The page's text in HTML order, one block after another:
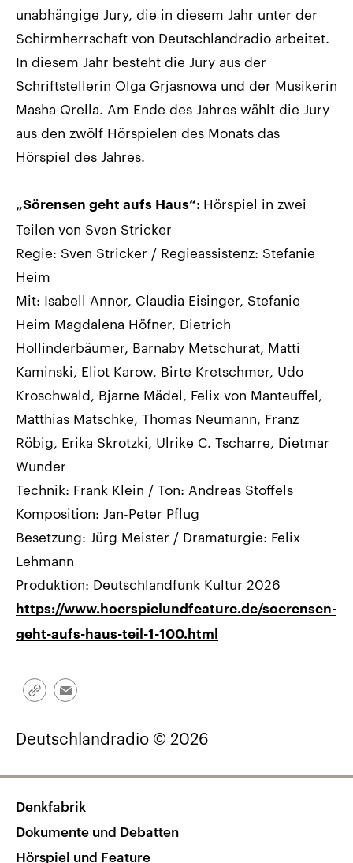
unabhängige Jury, die in diesem Jahr unter der
Schirmherrschaft von Deutschlandradio arbeitet.
In diesem Jahr besteht die Jury aus der
Schriftstellerin Olga Grjasnowa und der Musikerin
Masha Qrella. Am Ende des Jahres wählt die Jury
aus den zwölf Hörspielen des Monats das
Hörspiel des Jahres.
„Sörensen geht aufs Haus“: Hörspiel in zwei
Teilen von Sven Stricker
Regie: Sven Stricker / Regieassistenz: Stefanie
Heim
Mit: Isabell Annor, Claudia Eisinger, Stefanie
Heim Magdalena Höfner, Dietrich
Hollinderbäumer, Barnaby Metschurat, Matti
Kaminski, Eliot Karow, Birte Kretschmer, Udo
Kroschwald, Bjarne Mädel, Felix von Manteuffel,
Matthias Matschke, Thomas Neumann, Franz
Röbig, Erika Skrotzki, Ulrike C. Tscharre, Dietmar
Wunder
Technik: Frank Klein / Ton: Andreas Stoffels
Komposition: Jan-Peter Pflug
Besetzung: Jürg Meister / Dramaturgie: Felix
Lehmann
Produktion: Deutschlandfunk Kultur 2026
https://www.hoerspielundfeature.de/soerensen-
geht-aufs-haus-teil-1-100.html
Link
Email
Deutschlandradio © 2026
Denkfabrik
Dokumente und Debatten
Hörspiel und Feature